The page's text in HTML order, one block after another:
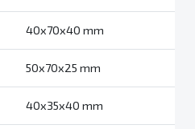
40x70x40 mm
50x70x25 mm
40x35x40 mm